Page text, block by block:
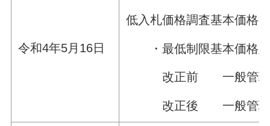
令和4年5月16日
低入札価格調査基本価格
・最低制限基本価格及
改正前 一般管理費等
改正後 一般管理費等